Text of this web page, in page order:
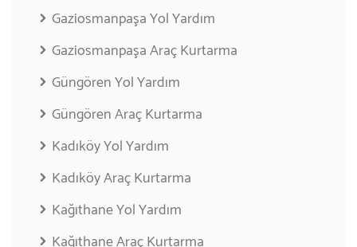
Gaziosmanpaşa Yol Yardım
Gaziosmanpaşa Araç Kurtarma
Güngören Yol Yardım
Güngören Araç Kurtarma
Kadıköy Yol Yardım
Kadıköy Araç Kurtarma
Kağıthane Yol Yardım
Kağıthane Araç Kurtarma